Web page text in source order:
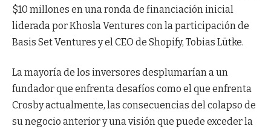
$10 millones en una ronda de financiación inicial
liderada por Khosla Ventures con la participación de
Basis Set Ventures y el CEO de Shopify, Tobias Lütke.
La mayoría de los inversores desplumarían a un
fundador que enfrenta desafíos como el que enfrenta
Crosby actualmente, las consecuencias del colapso de
su negocio anterior y una visión que puede exceder la